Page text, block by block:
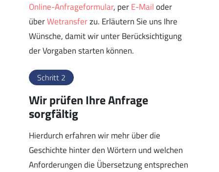
Online-Anfrageformular, perE-Mailoder
überWetransferzu. Erläutern Sie uns Ihre
Wünsche, damit wir unter Berücksichtigung
der Vorgaben starten können.
Schritt 2
Wir prüfen Ihre Anfrage
sorgfältig
Hierdurch erfahren wir mehr über die
Geschichte hinter den Wörtern und welchen
Anforderungen die Übersetzung entsprechen